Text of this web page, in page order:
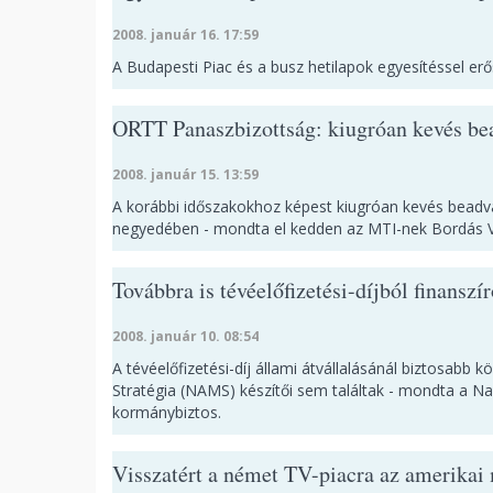
2008. január 16. 17:59
A Budapesti Piac és a busz hetilapok egyesítéssel
ORTT Panaszbizottság: kiugróan kevés
2008. január 15. 13:59
A korábbi időszakokhoz képest kiugróan kevés
negyedében - mondta el kedden az MTI-nek
Továbbra is tévéelőfizetési-díjból
2008. január 10. 08:54
A tévéelőfizetési-díj állami átvállalásánál biztosabb
Stratégia (NAMS) készítői sem találtak - mondta a
kormánybiztos.
Visszatért a német TV-piacra az